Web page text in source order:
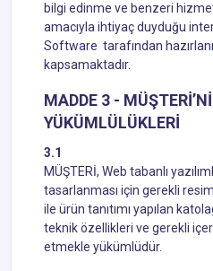
bilgi edinme ve benzeri
amacıyla ihtiyaç duyduğu
Software tarafından
kapsamaktadır.
MADDE 3 -
YÜKÜMLÜLÜKLERİ
3.1
MÜŞTERİ, Web tabanlı
tasarlanması için gerekli
ile ürün tanıtımı yapılan
teknik özellikleri ve gerekli
etmekle yükümlüdür.